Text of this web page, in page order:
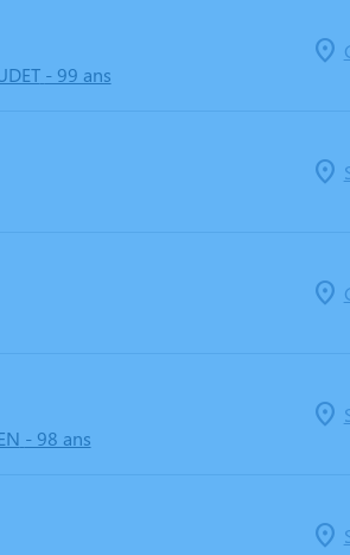
- 99 ans
- 98 ans